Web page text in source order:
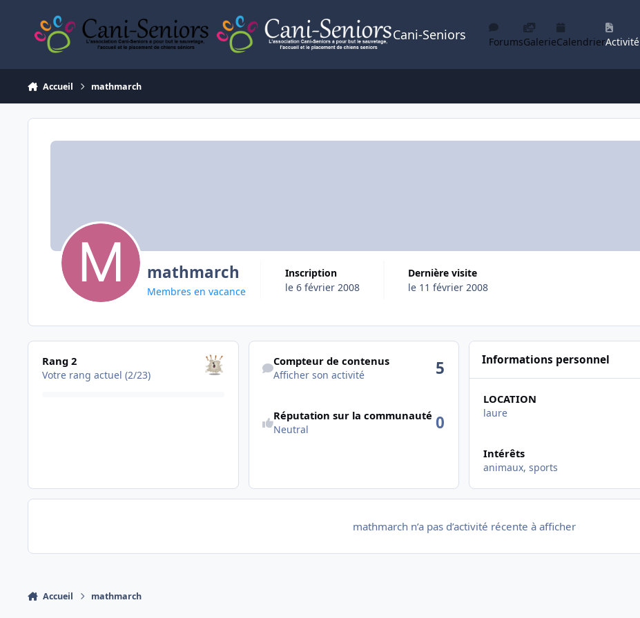
Cani-Seniors ForumsGalerieCalendrierActivité
Accueil mathmarch
mathmarch
Membres en vacance
Inscription
le 6 février 2008
Dernière visite
le 11 février 2008
Les voir tous
Rang 2
Votre rang actuel (2/23)
Afficher son activité
Compteur de contenus
Afficher son activité 5
Réputation sur la communauté
Neutral 0
Informations personnel
LOCATION
laure
Intérêts
animaux, sports
mathmarch n’a pas d’activité récente à afficher
Accueil mathmarch